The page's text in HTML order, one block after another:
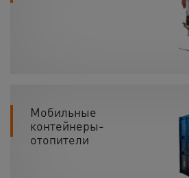
Мобильные
контейнеры-
отопители